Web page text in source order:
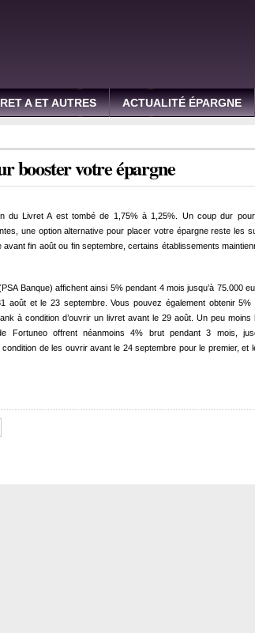
A ET AUTRES ACTUALITÉ ÉPARGNE
booster votre épargne
du Livret A est tombé de 1,75% à 1,25%. Un coup dur
une option alternative pour placer votre épargne reste les
fin août ou fin septembre, certains établissements
Banque) affichent ainsi 5% pendant 4 mois jusqu’à 75.000
août et le 23 septembre. Vous pouvez également obtenir 5%
à condition d’ouvrir un livret avant le 29 août. Un peu moins
Fortuneo offrent néanmoins 4% brut pendant 3 mois,
de les ouvrir avant le 24 septembre pour le premier, et